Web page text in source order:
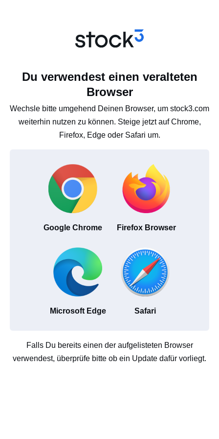
Du verwendest einen veralteten
Browser
Wechsle bitte umgehend Deinen Browser, um stock3.com
weiterhin nutzen zu können. Steige jetzt auf Chrome,
Firefox, Edge oder Safari um.
Google Chrome Firefox Browser
Microsoft Edge Safari
Falls Du bereits einen der aufgelisteten Browser
verwendest, überprüfe bitte ob ein Update dafür vorliegt.